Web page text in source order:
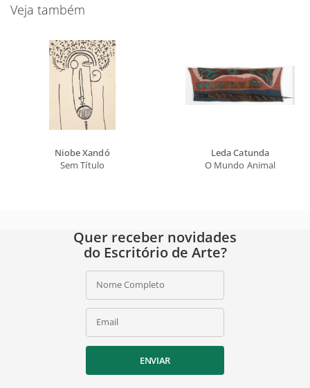
Veja também
Niobe Xandó
Sem Título
Leda Catunda
O Mundo Animal
Quer receber novidades
do Escritório de Arte?
Nome Completo
Email
ENVIAR